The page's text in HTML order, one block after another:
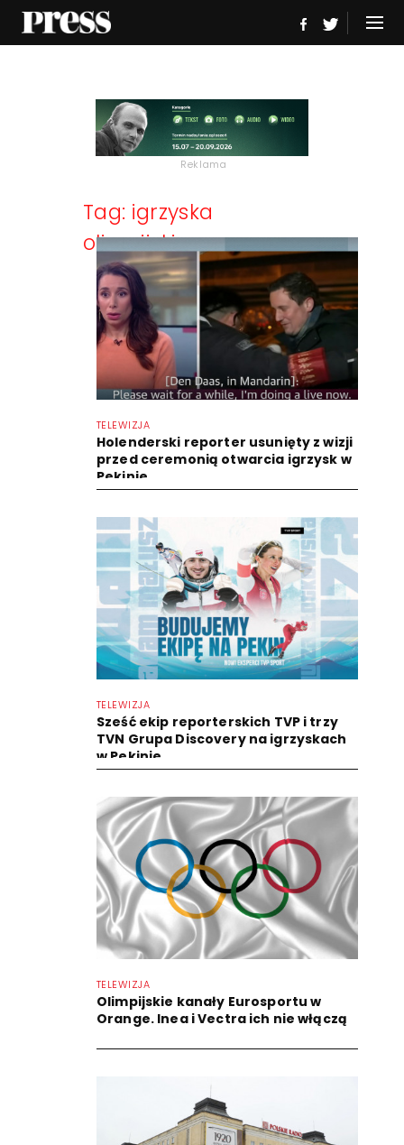
Reklama
Tag: igrzyska
olimpijskie
TELEWIZJA
Holenderski reporter usunięty z wizji
przed ceremonią otwarcia igrzysk w
Pekinie
TELEWIZJA
Sześć ekip reporterskich TVP i trzy
TVN Grupa Discovery na igrzyskach
w Pekinie
TELEWIZJA
Olimpijskie kanały Eurosportu w
Orange. Inea i Vectra ich nie włączą